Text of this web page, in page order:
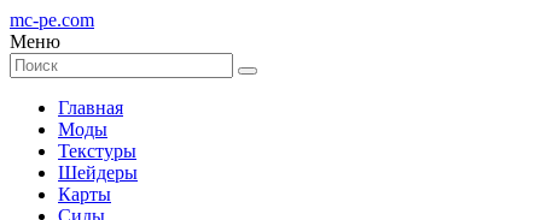
mc-pe.com
Меню
Главная
Моды
Текстуры
Шейдеры
Карты
Сиды